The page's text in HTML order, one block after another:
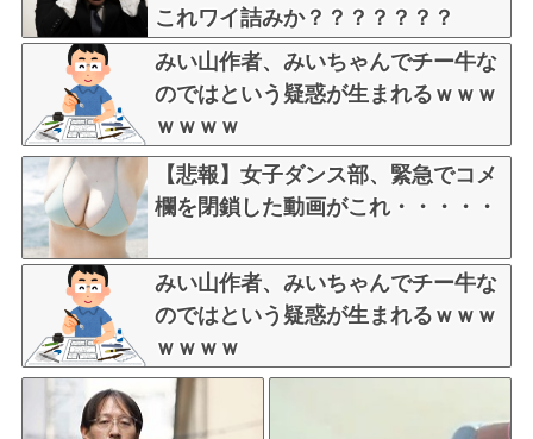
これワイ詰みか？？？？？？？
みい山作者、みいちゃんでチー牛な
のではという疑惑が生まれるｗｗｗ
ｗｗｗｗ
【悲報】女子ダンス部、緊急でコメ
欄を閉鎖した動画がこれ・・・・・
みい山作者、みいちゃんでチー牛な
のではという疑惑が生まれるｗｗｗ
ｗｗｗｗ